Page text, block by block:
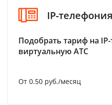
IP-телефония
Подобрать тариф на
виртуальную АТС
От 0.50 руб./месяц